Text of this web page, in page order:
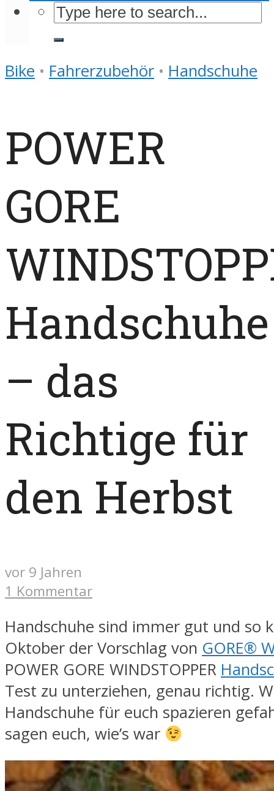
Bike • Fahrerzubehör • Handschuhe
POWER
GORE
Handschuhe
– das
Richtige für
den Herbst
vor 9 Jahren
1 Kommentar
Handschuhe sind immer gut und so
Oktober der Vorschlag von GORE®
POWER GORE WINDSTOPPER
Test zu unterziehen, genau richtig.
Handschuhe für euch spazieren
sagen euch, wie’s war